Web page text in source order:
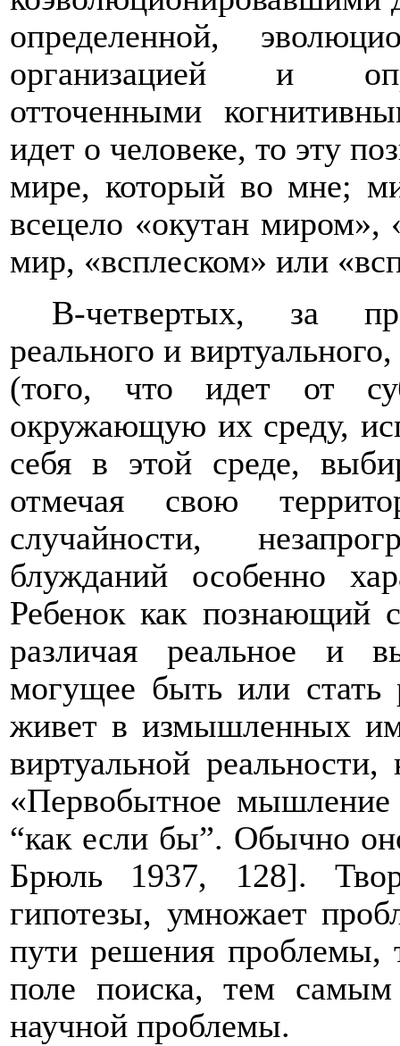
определенной,
организацией и
отточенными
идет о человеке, то эту
мире, который во мне;
всецело «окутан
мир, «всплеском» или
В-четвертых, за
реального и
(того, что идет от
окружающую их среду,
себя в этой среде,
отмечая свою
случайности,
блужданий особенно
Ребенок как познающий
различая реальное и
могущее быть или стать
живет в измышленных
виртуальной
«Первобытное
“как если бы”. Обычно
Брюль 1937, 128].
гипотезы, умножает
пути решения проблемы,
поле поиска, тем
научной проблемы.